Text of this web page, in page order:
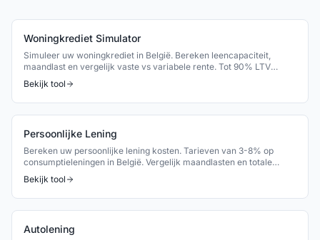
Woningkrediet Simulator
Simuleer uw woningkrediet in België. Bereken leencapaciteit,
maandlast en vergelijk vaste vs variabele rente. Tot 90% LTV
mogelijk.
Bekijk tool
Persoonlijke Lening
Bereken uw persoonlijke lening kosten. Tarieven van 3-8% op
consumptieleningen in België. Vergelijk maandlasten en totale
kosten.
Bekijk tool
Autolening